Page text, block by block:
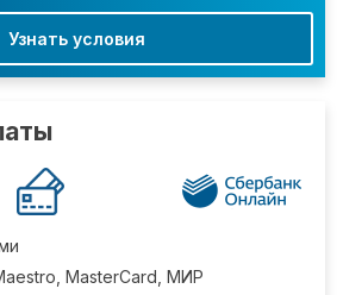
Узнать условия
MasterCard, МИР